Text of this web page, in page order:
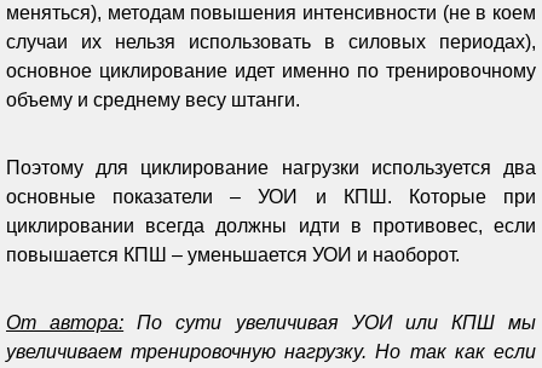
меняться), методам повышения интенсивности (не в коем
случаи их нельзя использовать в силовых периодах),
основное циклирование идет именно по тренировочному
объему и среднему весу штанги.
Поэтому для циклирование нагрузки используется два
основные показатели – УОИ и КПШ. Которые при
циклировании всегда должны идти в противовес, если
повышается КПШ – уменьшается УОИ и наоборот.
От автора: По сути увеличивая УОИ или КПШ мы
увеличиваем тренировочную нагрузку. Но так как если